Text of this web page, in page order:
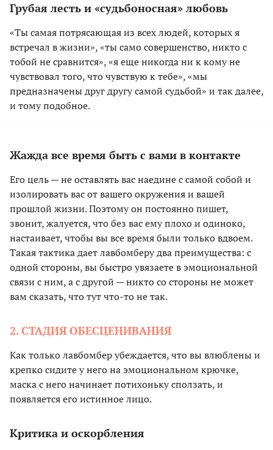
Грубая лесть и «судьбоносная» любовь
«Ты самая потрясающая из всех людей, которых я
встречал в жизни», «ты само совершенство, никто с
тобой не сравнится», «я еще никогда ни к кому не
чувствовал того, что чувствую к тебе», «мы
предназначены друг другу самой судьбой» и так далее,
и тому подобное.
Жажда все время быть с вами в контакте
Его цель — не оставлять вас наедине с самой собой и
изолировать вас от вашего окружения и вашей
прошлой жизни. Поэтому он постоянно пишет,
звонит, жалуется, что без вас ему плохо и одиноко,
настаивает, чтобы вы все время были только вдвоем.
Такая тактика дает лавбомберу два преимущества: с
одной стороны, вы быстро увязаете в эмоциональной
связи с ним, а с другой — никто со стороны не может
вам сказать, что тут что-то не так.
2. СТАДИЯ ОБЕСЦЕНИВАНИЯ
Как только лавбомбер убеждается, что вы влюблены и
крепко сидите у него на эмоциональном крючке,
маска с него начинает потихоньку сползать, и
появляется его истинное лицо.
Критика и оскорбления